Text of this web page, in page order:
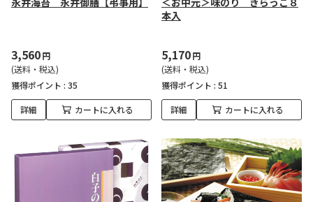
3,560円
(送料・税込)
獲得ポイント : 35
詳細 カートに入れる
本入
5,170円
(送料・税込)
獲得ポイント : 51
詳細 カートに入れる